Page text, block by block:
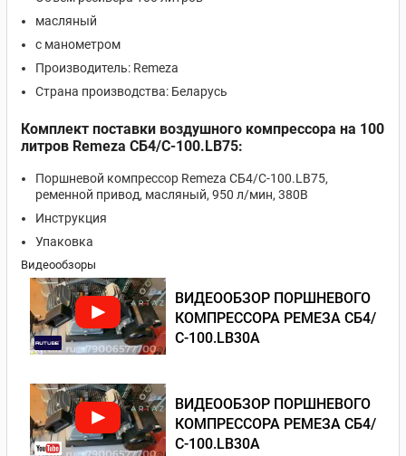
масляный
с манометром
Производитель: Remeza
Страна производства: Беларусь
Комплект поставки воздушного компрессора на 100
литров Remeza СБ4/С-100.LB75:
Поршневой компрессор Remeza СБ4/С-100.LB75,
ременной привод, масляный, 950 л/мин, 380В
Инструкция
Упаковка
Видеообзоры
ВИДЕООБЗОР ПОРШНЕВОГО
КОМПРЕССОРА РЕМЕЗА СБ4/
С-100.LB30A
ВИДЕООБЗОР ПОРШНЕВОГО
КОМПРЕССОРА РЕМЕЗА СБ4/
С-100.LB30A